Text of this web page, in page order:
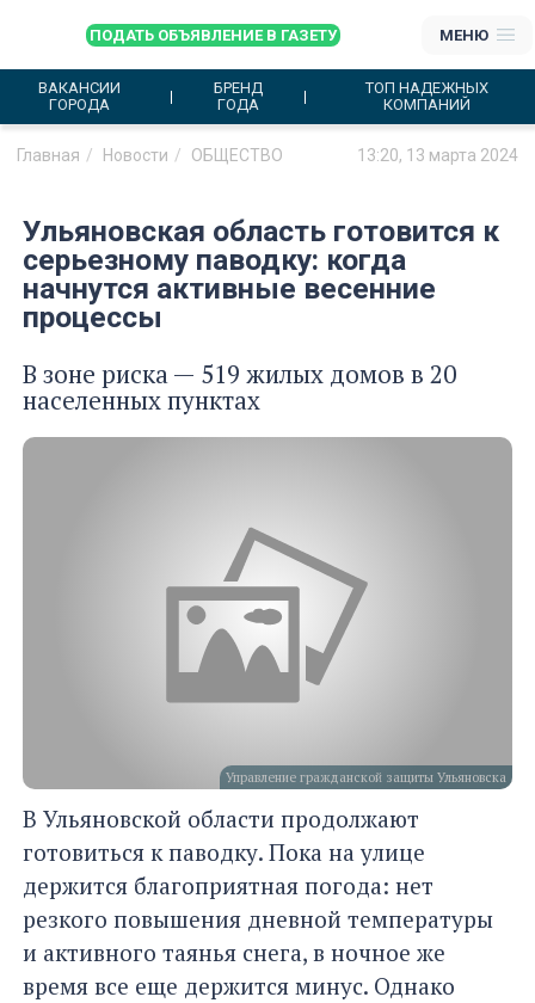
ПОДАТЬ ОБЪЯВЛЕНИЕ В ГАЗЕТУ МЕНЮ
ВАКАНСИИ
ГОРОДА
БРЕНД
ГОДА
ТОП НАДЕЖНЫХ
КОМПАНИЙ
Главная Новости ОБЩЕСТВО 13:20, 13 марта 2024
Ульяновская область готовится к
серьезному паводку: когда
начнутся активные весенние
процессы
В зоне риска — 519 жилых домов в 20
населенных пунктах
Управление гражданской защиты Ульяновска
В Ульяновской области продолжают
готовиться к паводку. Пока на улице
держится благоприятная погода: нет
резкого повышения дневной температуры
и активного таянья снега, в ночное же
время все еще держится минус. Однако